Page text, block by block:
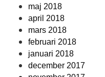
maj 2018
april 2018
mars 2018
februari 2018
januari 2018
december 2017